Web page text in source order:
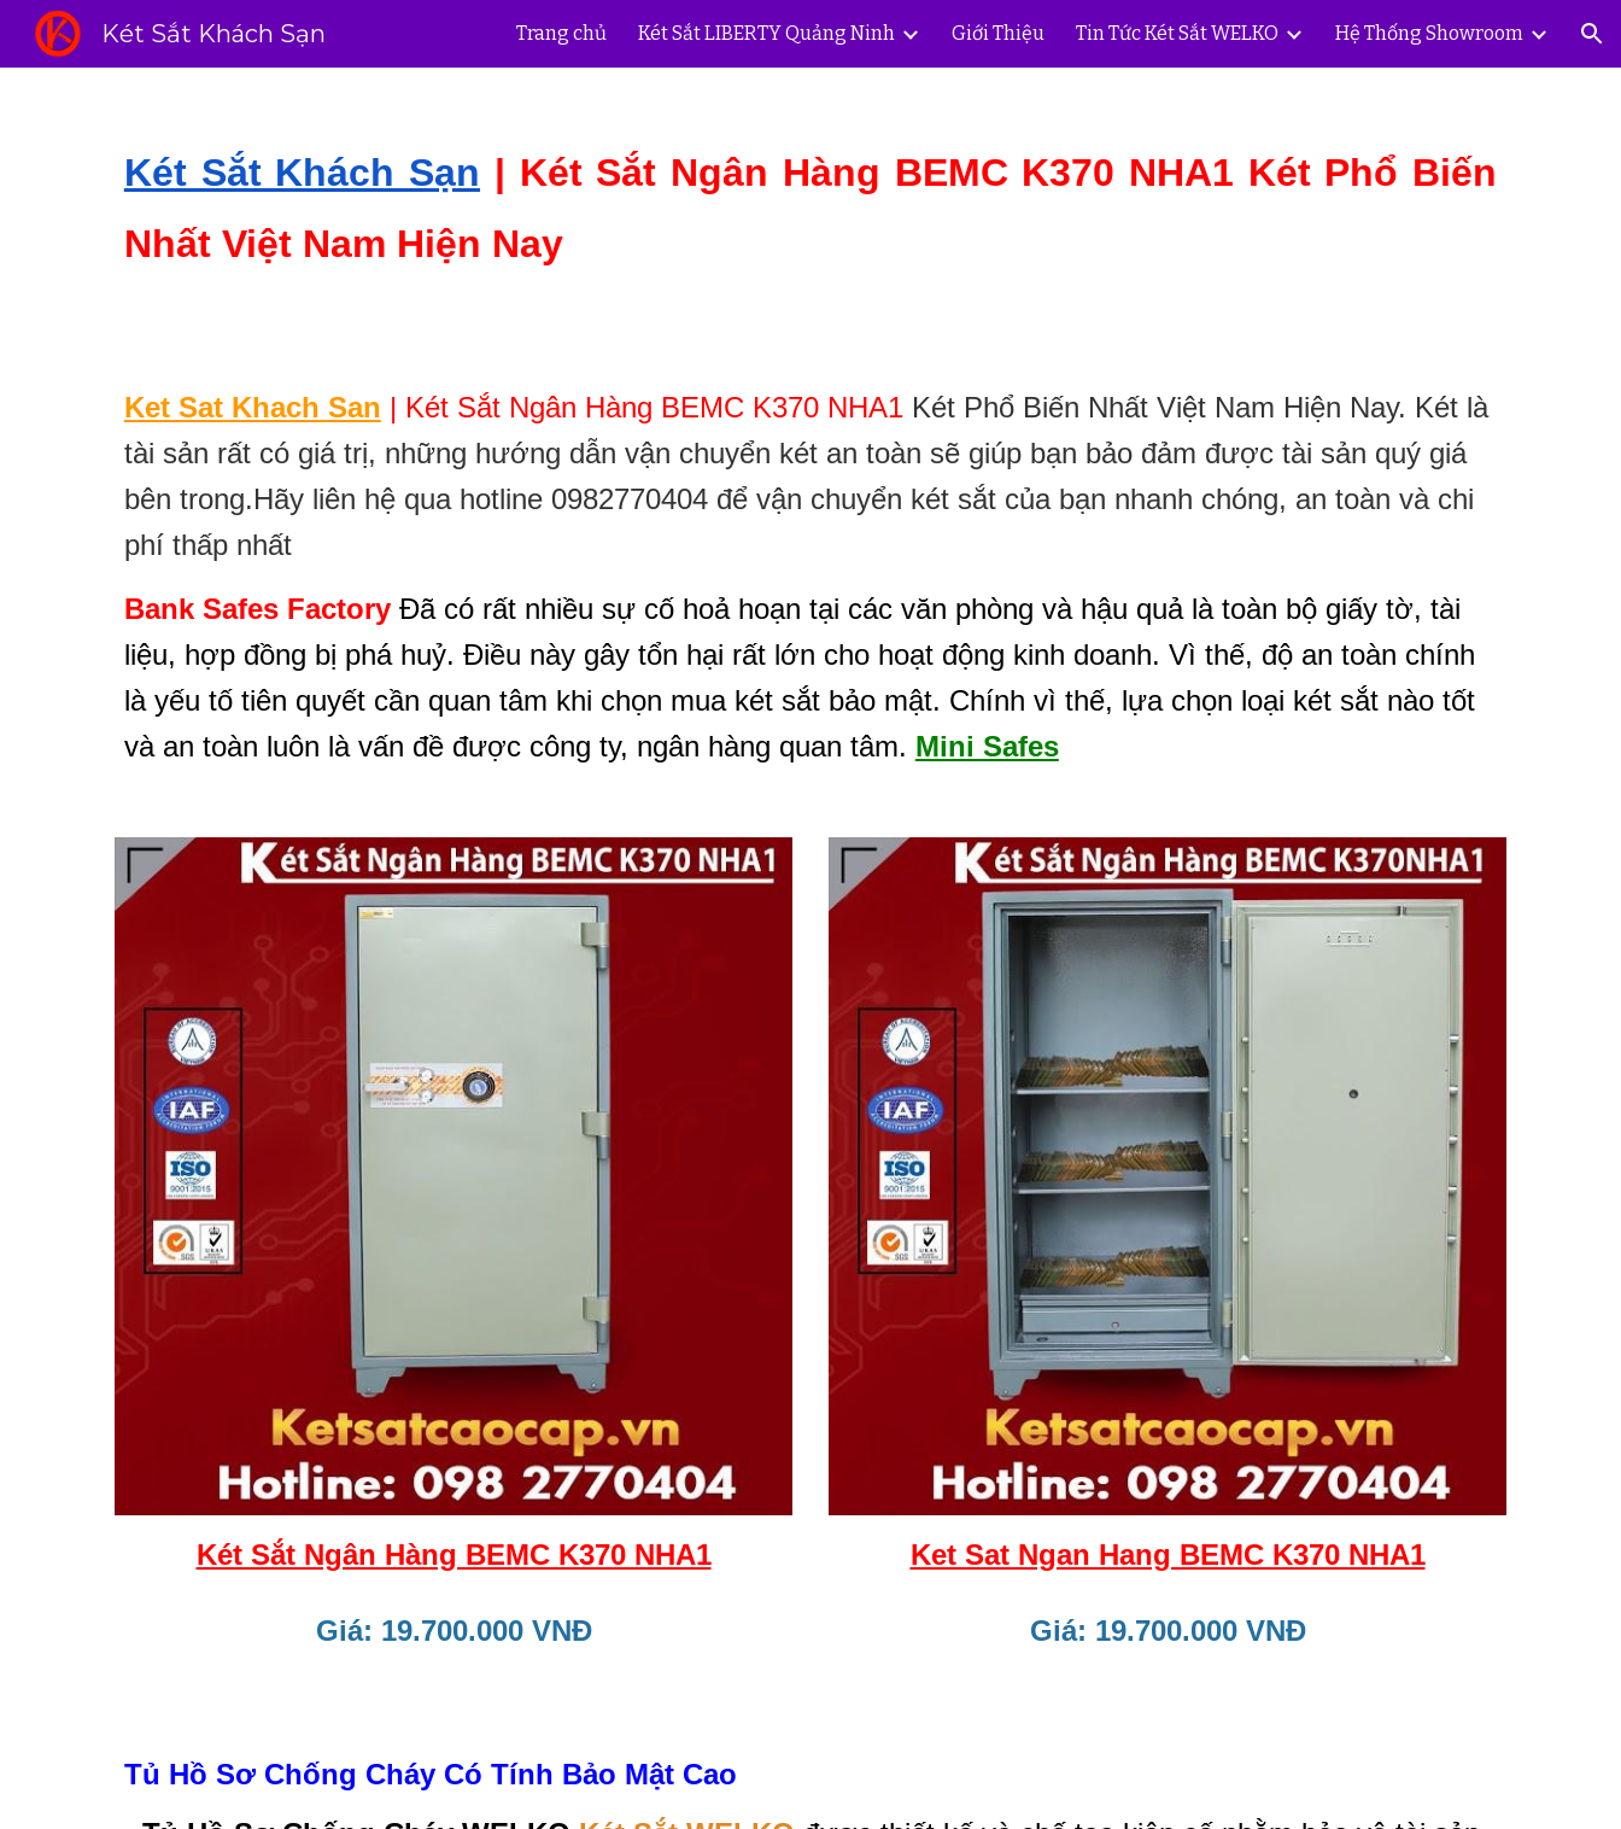
Skip to main content Skip to navigation
Két Sắt Khách Sạn Trang chủ Két Sắt LIBERTY Quảng Ninh Giới Thiệu Tin Tức Két Sắt WELKO Hệ Thống Showroom
Két Sắt Khách Sạn | Két Sắt Ngân Hàng BEMC K370 NHA1 Két Phổ Biến
Nhất Việt Nam Hiện Nay
Ket Sat Khach San | Két Sắt Ngân Hàng BEMC K370 NHA1Két Phổ Biến Nhất Việt Nam Hiện Nay. Két là
tài sản rất có giá trị, những hướng dẫn vận chuyển két an toàn sẽ giúp bạn bảo đảm được tài sản quý giá
bên trong.Hãy liên hệ qua hotline 0982770404 để vận chuyển két sắt của bạn nhanh chóng, an toàn và chi
phí thấp nhất
Bank Safes FactoryĐã có rất nhiều sự cố hoả hoạn tại các văn phòng và hậu quả là toàn bộ giấy tờ, tài
liệu, hợp đồng bị phá huỷ. Điều này gây tổn hại rất lớn cho hoạt động kinh doanh. Vì thế, độ an toàn chính
là yếu tố tiên quyết cần quan tâm khi chọn mua két sắt bảo mật. Chính vì thế, lựa chọn loại két sắt nào tốt
và an toàn luôn là vấn đề được công ty, ngân hàng quan tâm. Mini Safes
Két Sắt Ngân Hàng BEMC K370 NHA1
Giá: 19.700.000 VNĐ
Ket Sat Ngan Hang BEMC K370 NHA1
Giá: 19.700.000 VNĐ
Tủ Hồ Sơ Chống Cháy Có Tính Bảo Mật Cao